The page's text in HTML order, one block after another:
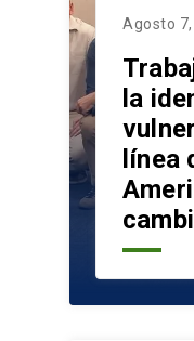
Agosto
la
línea